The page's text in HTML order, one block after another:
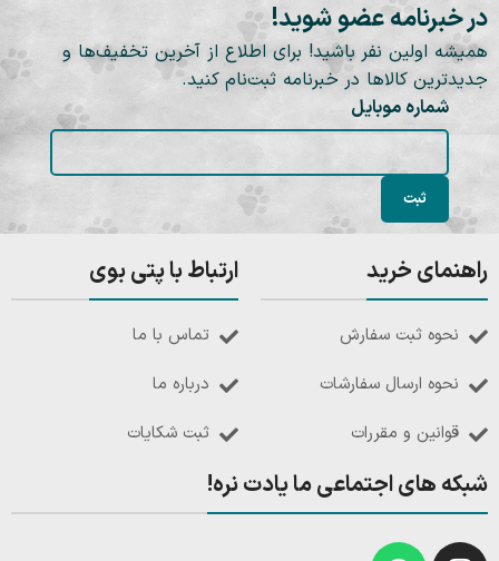
در خبرنامه عضو شوید!
همیشه اولین نفر باشید! برای اطلاع از آخرین تخفیف‌ها و
جدیدترین کالاها در خبرنامه ثبت‌نام کنید.
شماره موبایل
راهنمای خرید
نحوه ثبت سفارش
نحوه ارسال سفارشات
قوانین و مقررات
ارتباط با پتی بوی
تماس با ما
درباره ما
ثبت شکایات
شبکه های اجتماعی ما یادت نره!